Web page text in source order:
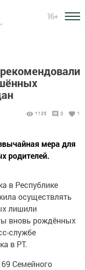
16+
1135 0 1
мера для
родителей.
в Республике
осуществлять
лишили
вновь рождённых
службе
в РТ.
Семейного